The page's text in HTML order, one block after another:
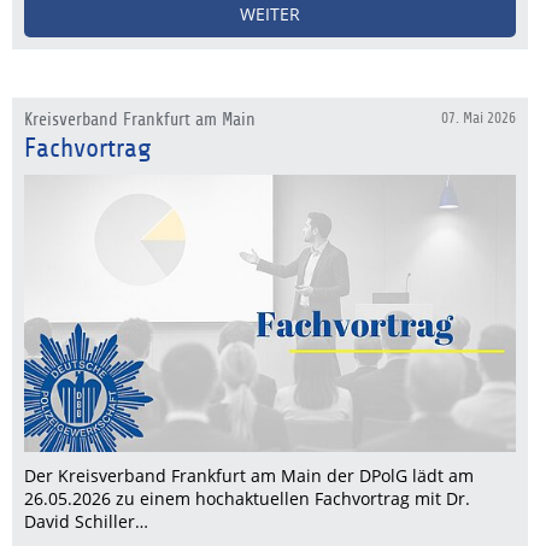
WEITER
07. Mai 2026
Kreisverband Frankfurt am Main
Fachvortrag
Der Kreisverband Frankfurt am Main der DPolG lädt am
26.05.2026 zu einem hochaktuellen Fachvortrag mit Dr.
David Schiller…